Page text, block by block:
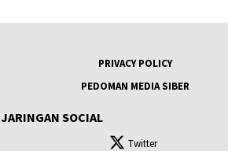
PRIVACY POLICY
PEDOMAN MEDIA SIBER
JARINGAN SOCIAL
Twitter